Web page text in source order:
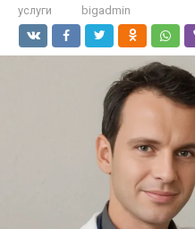
услуги
bigadmin